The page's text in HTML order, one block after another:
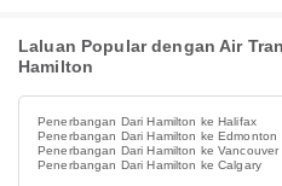
Laluan Popular dengan Air
Hamilton
Penerbangan Dari Hamilton ke Halifax
Penerbangan Dari Hamilton ke Edmonton
Penerbangan Dari Hamilton ke Vancouver
Penerbangan Dari Hamilton ke Calgary